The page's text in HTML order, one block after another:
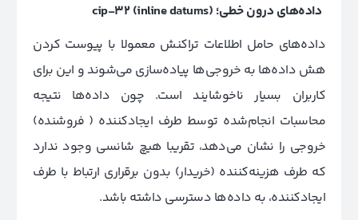
داده‌های درون خطی؛ cip-32 (inline datums)
داده‌های حامل اطلاعات تراکنش معمولا با پیوست کردن
هش داده‌ها به خروجی‌ها پیاده‌سازی می‌شوند و این برای
کاربران بسیار ناخوشایند است. چون داده‌ها نتیجه
محاسبات انجام‌شده توسط طرف ایجادکننده ( فروشنده)
خروجی را نشان می‌دهد، تقریبا هیچ شانسی وجود ندارد
که طرف هزینه‌کننده (خریدار) بدون برقراری ارتباط با طرف
ایجادکننده، به داده‌ها دسترسی داشته باشد.